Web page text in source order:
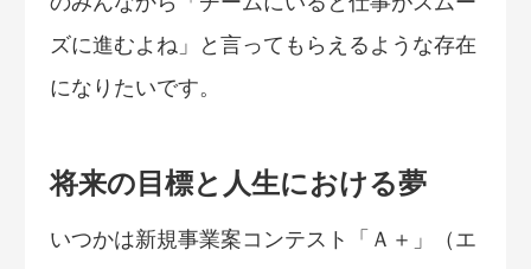
ズに進むよね」と言ってもらえるような存在
になりたいです。
将来の目標と人生における夢
いつかは新規事業案コンテスト「Ａ＋」（エ